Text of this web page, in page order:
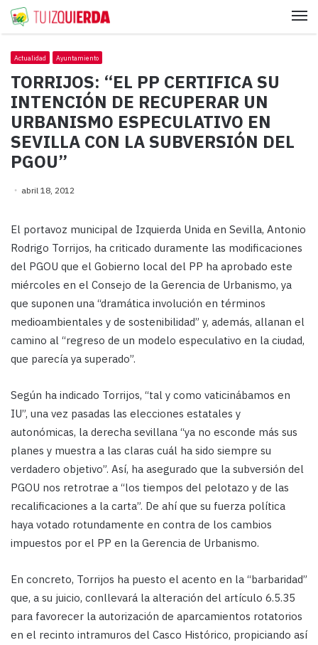
Actualidad Ayuntamiento
TORRIJOS: “EL PP CERTIFICA SU
INTENCIÓN DE RECUPERAR UN
URBANISMO ESPECULATIVO EN
SEVILLA CON LA SUBVERSIÓN DEL
PGOU”
abril 18, 2012
El portavoz municipal de Izquierda Unida en Sevilla, Antonio
Rodrigo Torrijos, ha criticado duramente las modificaciones
del PGOU que el Gobierno local del PP ha aprobado este
miércoles en el Consejo de la Gerencia de Urbanismo, ya
que suponen una “dramática involución en términos
medioambientales y de sostenibilidad” y, además, allanan el
camino al “regreso de un modelo especulativo en la ciudad,
que parecía ya superado”.
Según ha indicado Torrijos, “tal y como vaticinábamos en
IU”, una vez pasadas las elecciones estatales y
autonómicas, la derecha sevillana “ya no esconde más sus
planes y muestra a las claras cuál ha sido siempre su
verdadero objetivo”. Así, ha asegurado que la subversión del
PGOU nos retrotrae a “los tiempos del pelotazo y de las
recalificaciones a la carta”. De ahí que su fuerza política
haya votado rotundamente en contra de los cambios
impuestos por el PP en la Gerencia de Urbanismo.
En concreto, Torrijos ha puesto el acento en la “barbaridad”
que, a su juicio, conllevará la alteración del artículo 6.5.35
para favorecer la autorización de aparcamientos rotatorios
en el recinto intramuros del Casco Histórico, propiciando así